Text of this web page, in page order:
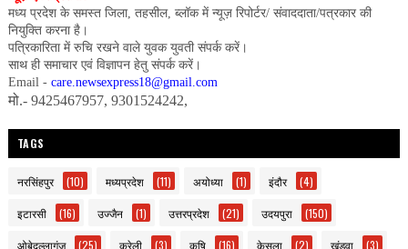
मध्य प्रदेश के समस्त जिला, तहसील, ब्लॉक में न्यूज़ रिपोर्टर/ संवाददाता/पत्रकार की
नियुक्ति करना है।
पत्रिकारिता में रुचि रखने वाले युवक युवती संपर्क करें।
साथ ही समाचार एवं विज्ञापन हेतु संपर्क करें।
Email - care.newsexpress18@gmail.com
मो.- 9425467957, 9301524242,
TAGS
नरसिंहपुर (10) मध्यप्रदेश (11) अयोध्या (1) इंदौर (4)
इटारसी (16) उज्जैन (1) उत्तरप्रदेश (21) उदयपुरा (150)
ओबेदुल्लागंज (25) करेली (3) कृषि (16) केसला (2) खंडवा (3)